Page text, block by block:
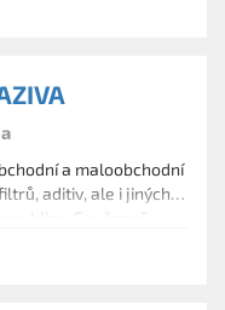
a maloobchodní
aditiv, ale i jiných
Současně